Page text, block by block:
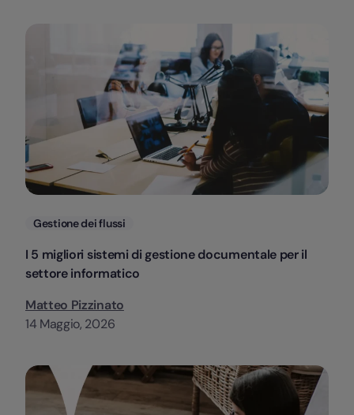
Categorie
Gestione dei flussi
I 5 migliori sistemi di gestione documentale per il
settore informatico
Matteo Pizzinato
14 Maggio, 2026